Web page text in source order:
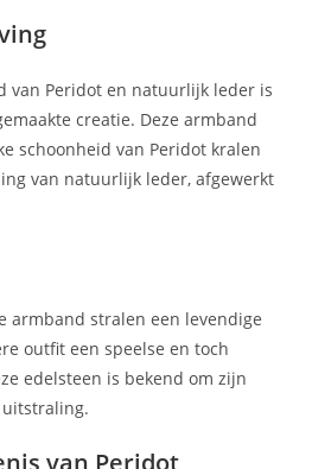
van Peridot en natuurlijk leder is
creatie. Deze armband
schoonheid van Peridot kralen
van natuurlijk leder, afgewerkt
armband stralen een levendige
outfit een speelse en toch
edelsteen is bekend om zijn